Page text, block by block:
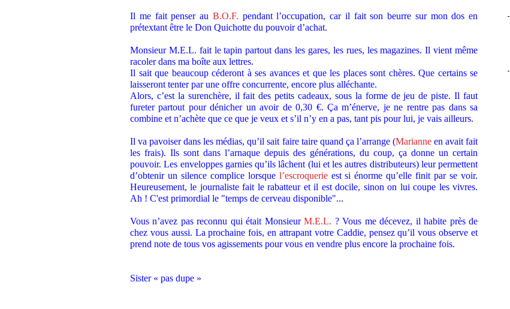
Il me fait penser au B.O.F. pendant l’occupation, car il fait son beurre sur mon dos en
prétextant être le Don Quichotte du pouvoir d’achat.
Monsieur M.E.L. fait le tapin partout dans les gares, les rues, les magazines. Il vient même
racoler dans ma boîte aux lettres.
Il sait que beaucoup céderont à ses avances et que les places sont chères. Que certains se
laisseront tenter par une offre concurrente, encore plus alléchante.
Alors, c’est la surenchère, il fait des petits cadeaux, sous la forme de jeu de piste. Il faut
fureter partout pour dénicher un avoir de 0,30 €. Ça m’énerve, je ne rentre pas dans sa
combine et n’achète que ce que je veux et s’il n’y en a pas, tant pis pour lui, je vais ailleurs.
Il va pavoiser dans les médias, qu’il sait faire taire quand ça l’arrange (Marianneen avait fait
les frais). Ils sont dans l’arnaque depuis des générations, du coup, ça donne un certain
pouvoir. Les enveloppes garnies qu’ils lâchent (lui et les autres distributeurs) leur permettent
d’obtenir un silence complice lorsque l’escroquerieest si énorme qu’elle finit par se voir.
Heureusement, le journaliste fait le rabatteur et il est docile, sinon on lui coupe les vivres.
Ah ! C'est primordial le "temps de cerveau disponible"...
Vous n’avez pas reconnu qui était MonsieurM.E.L. ? Vous me décevez, il habite près de
chez vous aussi. La prochaine fois, en attrapant votre Caddie, pensez qu’il vous observe et
prend note de tous vos agissements pour vous en vendre plus encore la prochaine fois.
Sister « pas dupe »